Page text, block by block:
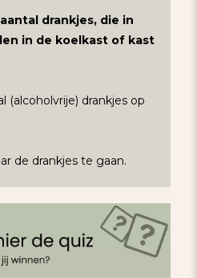
drankjes, die in
in de koelkast of kast
(alcoholvrije) drankjes op
de drankjes te gaan.